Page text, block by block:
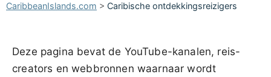
CaribbeanIslands.com > Caribische ontdekkingsreizigers
Deze pagina bevat de YouTube-kanalen, reis-
creators en webbronnen waarnaar wordt